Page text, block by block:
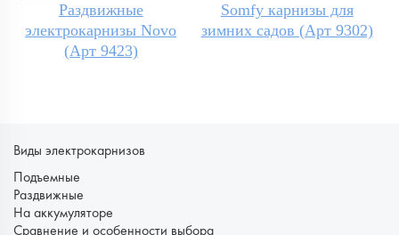
Раздвижные
электрокарнизы Novo
(Арт 9423)
Somfy карнизы для
зимних садов (Арт 9302)
Виды электрокарнизов
Подъемные
Раздвижные
На аккумуляторе
Сравнение и особенности выбора